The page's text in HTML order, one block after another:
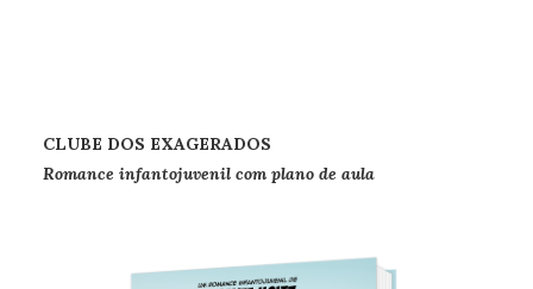
CLUBE DOS EXAGERADOS
Romance infantojuvenil com plano de aula